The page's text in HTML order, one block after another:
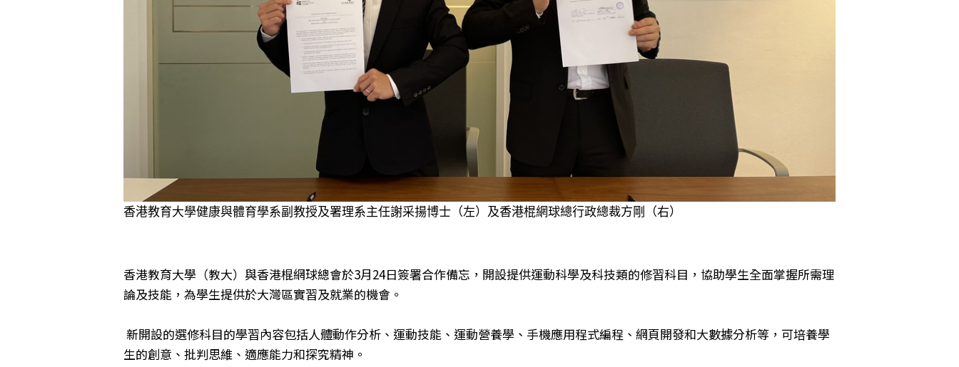
香港教育大學健康與體育學系副教授及署理系主任謝采揚博士（左）及香港棍網球總行政總裁方剛（右）
香港教育大學（教大）與香港棍網球總會於3月24日簽署合作備忘，開設提供運動科學及科技類的修習科目，協助學生全面掌握所需理
論及技能，為學生提供於大灣區實習及就業的機會。
新開設的選修科目的學習內容包括人體動作分析、運動技能、運動營養學、手機應用程式編程、網頁開發和大數據分析等，可培養學
生的創意、批判思維、適應能力和探究精神。